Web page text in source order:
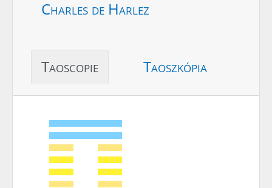
Charles de Harlez
Taoscopie Taoszkópia